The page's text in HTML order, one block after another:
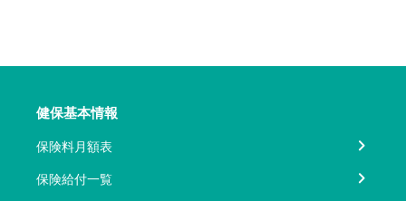
健保基本情報
保険料月額表
保険給付一覧